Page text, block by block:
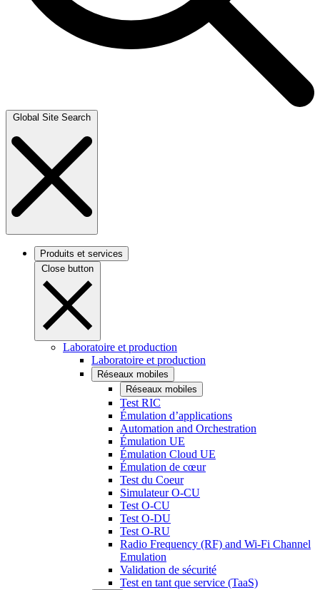
Global Site Search
Produits et services
Close button
Laboratoire et production
Laboratoire et production
Réseaux mobiles
Réseaux mobiles
Test RIC
Émulation d’applications
Automation and Orchestration
Émulation UE
Émulation Cloud UE
Émulation de cœur
Test du Coeur
Simulateur O-CU
Test O-CU
Test O-DU
Test O-RU
Radio Frequency (RF) and Wi-Fi Channel
Emulation
Validation de sécurité
Test en tant que service (TaaS)